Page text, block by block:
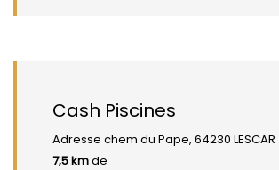
Cash Piscines
Adresse chem du Pape, 64230 LESCAR
7,5 kmde